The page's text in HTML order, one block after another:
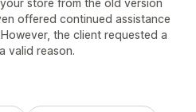
offered continued assistance
the client requested a
valid reason.